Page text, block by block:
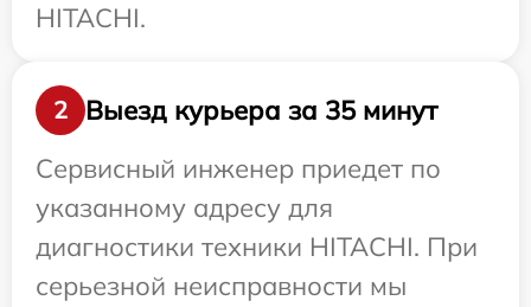
HITACHI.
2
Выезд курьера за 35 минут
Сервисный инженер приедет по
указанному адресу для
диагностики техники HITACHI. При
серьезной неисправности мы